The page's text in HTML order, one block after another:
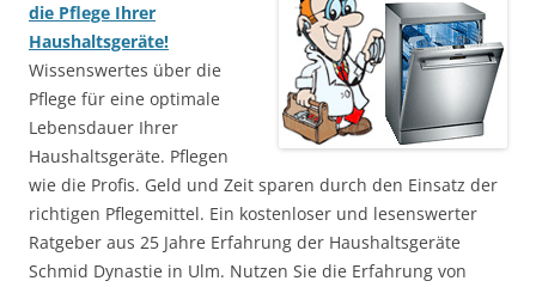
die Pflege Ihrer
Haushaltsgeräte!
Wissenswertes über die
Pflege für eine optimale
Lebensdauer Ihrer
Haushaltsgeräte. Pflegen
wie die Profis. Geld und Zeit sparen durch den Einsatz der
richtigen Pflegemittel. Ein kostenloser und lesenswerter
Ratgeber aus 25 Jahre Erfahrung der Haushaltsgeräte
Schmid Dynastie in Ulm. Nutzen Sie die Erfahrung von